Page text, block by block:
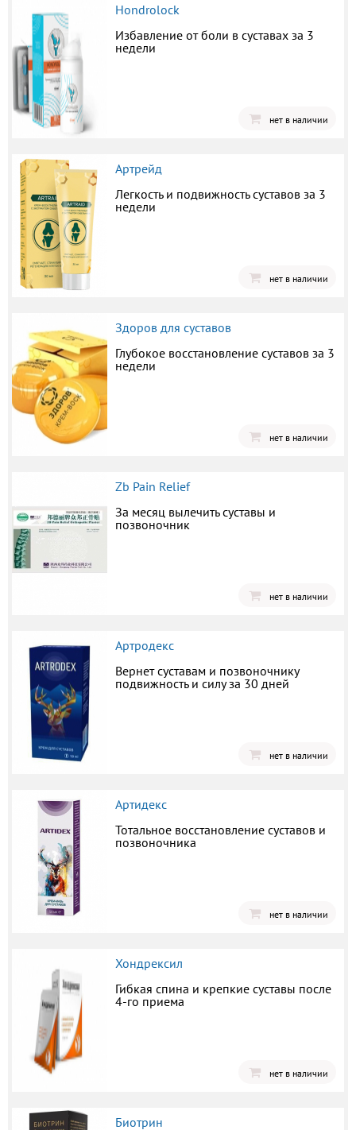
Hondrolock
Избавление от боли в суставах за 3
недели
нет в наличии
Артрейд
Легкость и подвижность суставов за 3
недели
нет в наличии
Здоров для суставов
Глубокое восстановление суставов за 3
недели
нет в наличии
Zb Pain Relief
За месяц вылечить суставы и
позвоночник
нет в наличии
Артродекс
Вернет суставам и позвоночнику
подвижность и силу за 30 дней
нет в наличии
Артидекс
Тотальное восстановление суставов и
позвоночника
нет в наличии
Хондрексил
Гибкая спина и крепкие суставы после
4-го приема
нет в наличии
Биотрин